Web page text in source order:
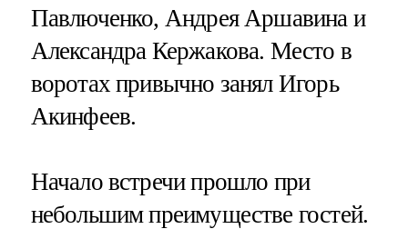
Павлюченко, Андрея Аршавина и
Александра Кержакова. Место в
воротах привычно занял Игорь
Акинфеев.
Начало встречи прошло при
небольшим преимуществе гостей.